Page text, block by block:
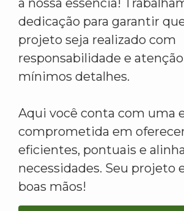
a nossa essência!
dedicação para garantir
projeto seja realizado com
responsabilidade e atenção
mínimos detalhes.
Aqui você conta com uma
comprometida em
eficientes, pontuais e
necessidades. Seu projeto
boas mãos!